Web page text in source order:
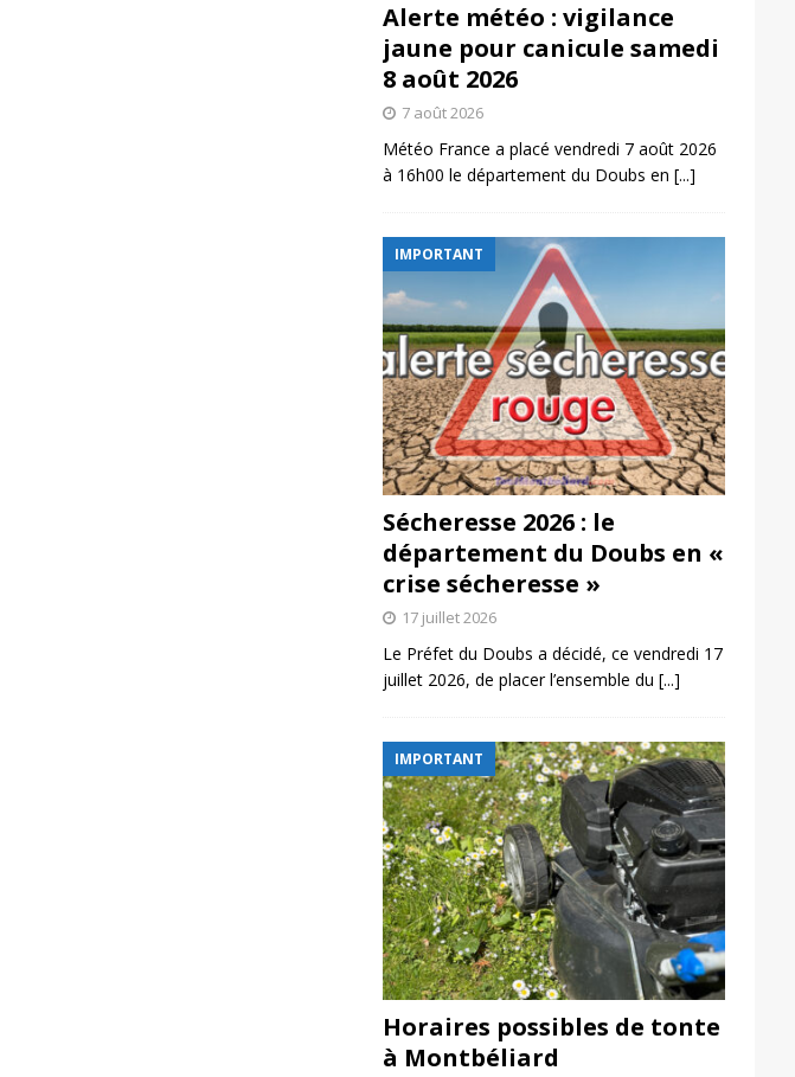
Alerte météo : vigilance
jaune pour canicule samedi
8 août 2026
7 août 2026
Météo France a placé vendredi 7 août 2026
à 16h00 le département du Doubs en [...]
IMPORTANT
Sécheresse 2026 : le
département du Doubs en «
crise sécheresse »
17 juillet 2026
Le Préfet du Doubs a décidé, ce vendredi 17
juillet 2026, de placer l’ensemble du [...]
IMPORTANT
Horaires possibles de tonte
à Montbéliard